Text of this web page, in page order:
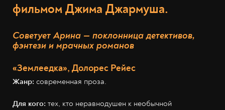
фильмом Джима Джармуша.
Советует Арина — поклонница детективов,
фэнтези и мрачных романов
«Землеедка», Долорес Рейес
Жанр: современная проза.
Для кого: тех, кто неравнодушен к необычной